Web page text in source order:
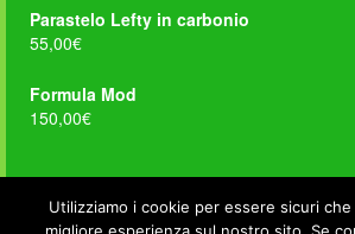
Parastelo Lefty in carbonio
55,00€
Formula Mod
150,00€
Utilizziamo i cookie per essere sicuri